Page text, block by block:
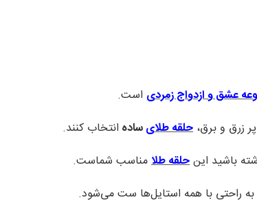
عشق و ازدواج زمردی است.
زرق و برق، حلقه طلایساده انتخاب کنند.
باشید اینحلقه طلامناسب شماست.
به راحتی با همه استایل‌ها ست می‌شود.